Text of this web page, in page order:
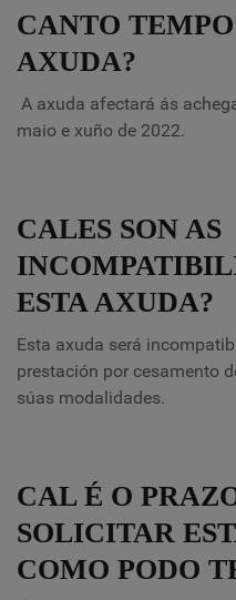
CANTO
AXUDA?
A axuda afectará ás
maio e xuño de 2022.
CALES SON AS
ESTA AXUDA?
Esta axuda será
prestación por cesamento
súas modalidades.
CAL É O
SOLICITAR
COMO PODO